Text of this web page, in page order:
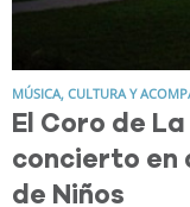
MÚSICA, CULTURA Y
El Coro de
concierto en
de Niños